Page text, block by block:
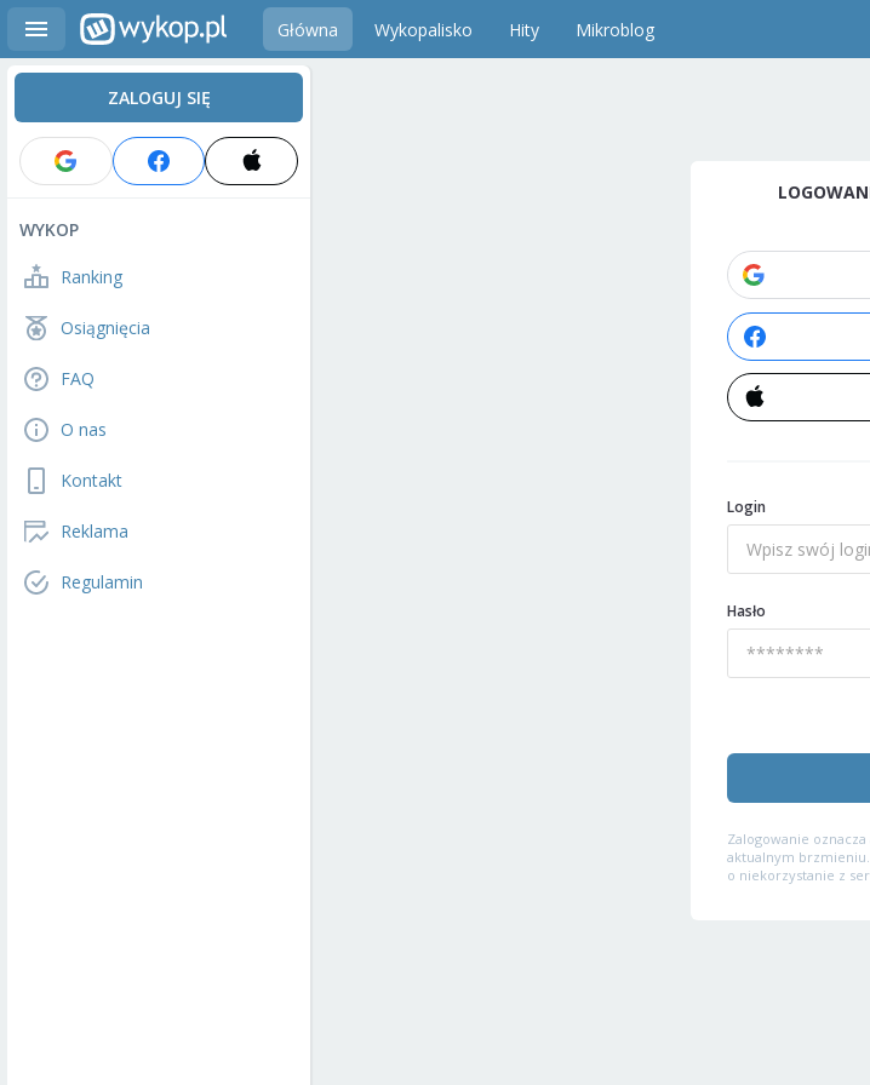
Główna Wykopalisko Hity Mikroblog
ZALOGUJ SIĘ
WYKOP
Ranking
Osiągnięcia
FAQ
O nas
Kontakt
Reklama
Regulamin
Login
Hasło
Zalogowanie
aktualnym brzmieniu.
o niekorzystanie z